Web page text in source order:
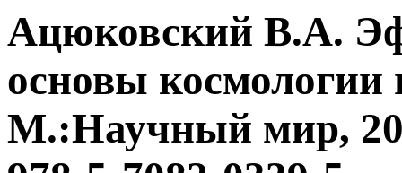
Ацюковский В.А.
основы космологии
М.:Научный мир,